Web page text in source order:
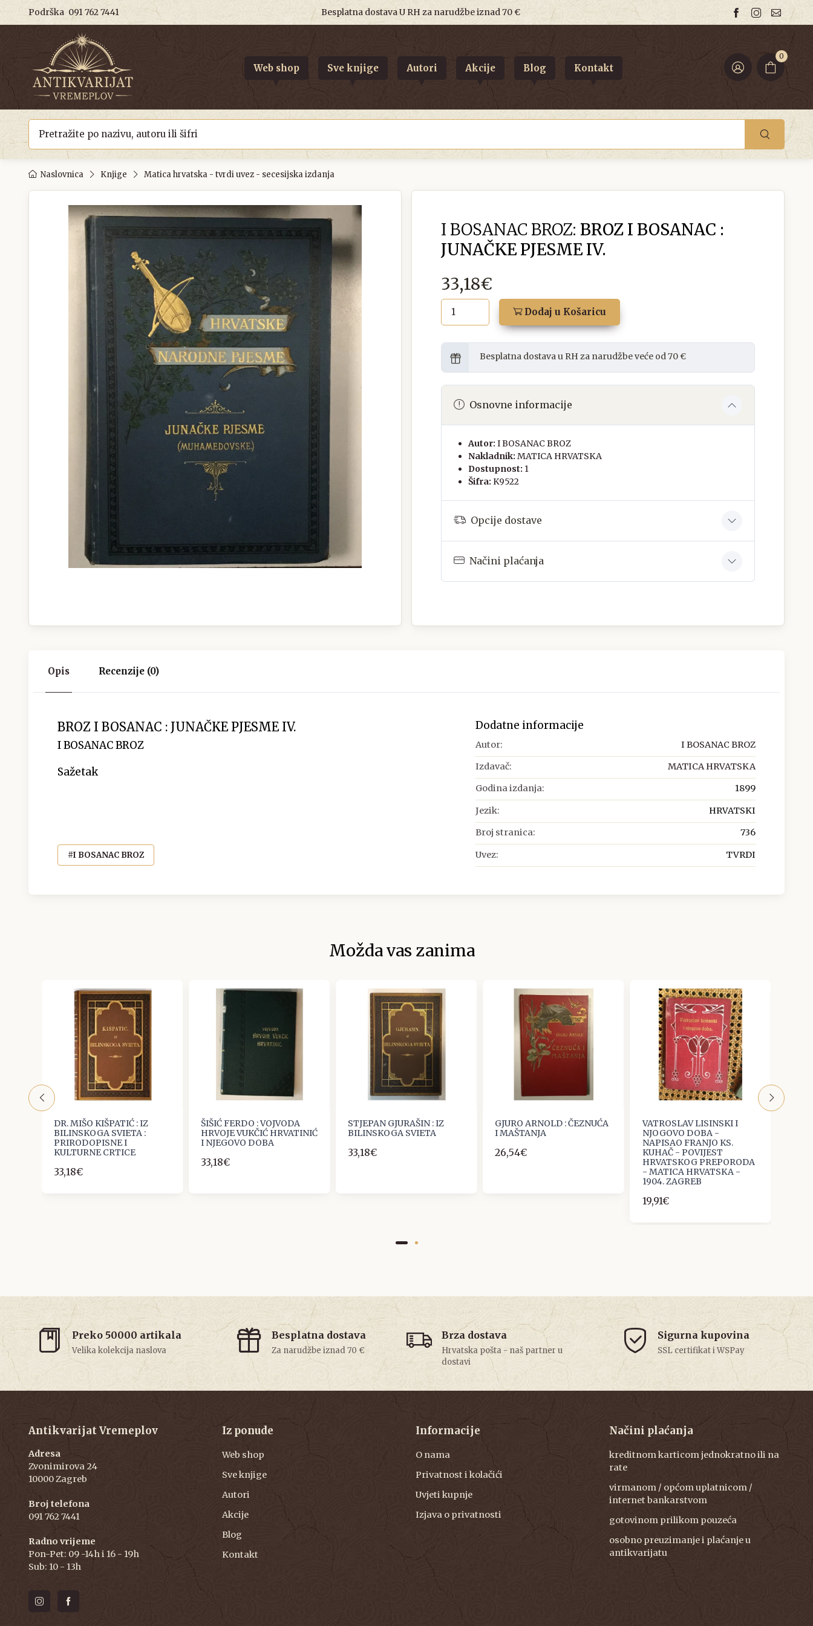
Podrška 091 762 7441 Besplatna dostava U RH za narudžbe iznad 70 €
0
Web shop Sve knjige Autori Akcije Blog Kontakt
Naslovnica Knjige Matica hrvatska - tvrdi uvez - secesijska izdanja
I BOSANAC BROZ: BROZ I BOSANAC :
JUNAČKE PJESME IV.
33,18€
Dodaj u Košaricu
Besplatna dostava u RH za narudžbe veće od 70 €
Osnovne informacije
Autor: I BOSANAC BROZ
Nakladnik: MATICA HRVATSKA
Dostupnost: 1
Šifra: K9522
Opcije dostave
Načini plaćanja
Opis Recenzije (0)
BROZ I BOSANAC : JUNAČKE PJESME IV.
I BOSANAC BROZ
Sažetak
#I BOSANAC BROZ
Dodatne informacije
Autor: I BOSANAC BROZ
Izdavač: MATICA HRVATSKA
Godina izdanja: 1899
Jezik: HRVATSKI
Broj stranica: 736
Uvez: TVRDI
Možda vas zanima
DR. MIŠO KIŠPATIĆ : IZ
BILINSKOGA SVIETA :
PRIRODOPISNE I
KULTURNE CRTICE
33,18€
ŠIŠIĆ FERDO : VOJVODA
HRVOJE VUKČIĆ HRVATINIĆ
I NJEGOVO DOBA
33,18€
STJEPAN GJURAŠIN : IZ
BILINSKOGA SVIETA
33,18€
GJURO ARNOLD : ČEZNUĆA
I MAŠTANJA
26,54€
VATROSLAV LISINSKI I
NJOGOVO DOBA -
NAPISAO FRANJO KS.
KUHAČ - POVIJEST
HRVATSKOG PREPORODA
- MATICA HRVATSKA -
1904. ZAGREB
19,91€
Preko 50000 artikala
Velika kolekcija naslova
Besplatna dostava
Za narudžbe iznad 70 €
Brza dostava
Hrvatska pošta - naš partner u
dostavi
Sigurna kupovina
SSL certifikat i WSPay
Antikvarijat Vremeplov
Adresa
Zvonimirova 24
10000 Zagreb
Broj telefona
091 762 7441
Radno vrijeme
Pon-Pet: 09 -14h i 16 - 19h
Sub: 10 - 13h
Iz ponude
Web shop
Sve knjige
Autori
Akcije
Blog
Kontakt
Informacije
O nama
Privatnost i kolačići
Uvjeti kupnje
Izjava o privatnosti
Načini plaćanja
kreditnom karticom jednokratno ili na
rate
virmanom / općom uplatnicom /
internet bankarstvom
gotovinom prilikom pouzeća
osobno preuzimanje i plaćanje u
antikvarijatu